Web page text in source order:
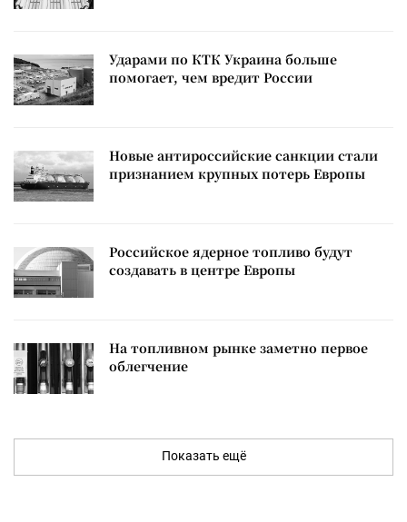
Ударами по КТК Украина больше
помогает, чем вредит России
Новые антироссийские санкции стали
признанием крупных потерь Европы
Российское ядерное топливо будут
создавать в центре Европы
На топливном рынке заметно первое
облегчение
Показать ещё